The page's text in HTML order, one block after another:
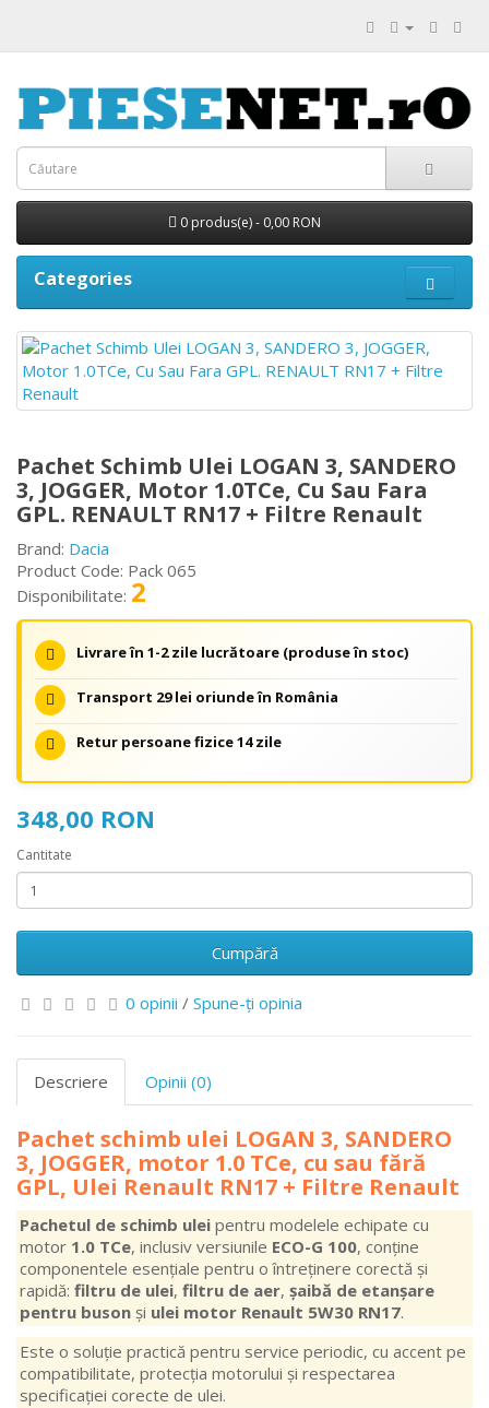
0 produs(e) - 0,00 RON
Categories
Pachet Schimb Ulei LOGAN 3, SANDERO
3, JOGGER, Motor 1.0TCe, Cu Sau Fara
GPL. RENAULT RN17 + Filtre Renault
Brand: Dacia
Product Code: Pack 065
Disponibilitate: 2
Livrare în 1-2 zile lucrătoare (produse în stoc)
Transport 29 lei oriunde în România
Retur persoane fizice 14 zile
348,00 RON
Cantitate
Cumpără
0 opinii / Spune-ţi opinia
Descriere Opinii (0)
Pachet schimb ulei LOGAN 3, SANDERO
3, JOGGER, motor 1.0 TCe, cu sau fără
GPL, Ulei Renault RN17 + Filtre Renault
Pachetul de schimb ulei pentru modelele echipate cu
motor 1.0 TCe, inclusiv versiunile ECO-G 100, conține
componentele esențiale pentru o întreținere corectă și
rapidă: filtru de ulei, filtru de aer, șaibă de etanșare
pentru buson și ulei motor Renault 5W30 RN17.
Este o soluție practică pentru service periodic, cu accent pe
compatibilitate, protecția motorului și respectarea
specificației corecte de ulei.